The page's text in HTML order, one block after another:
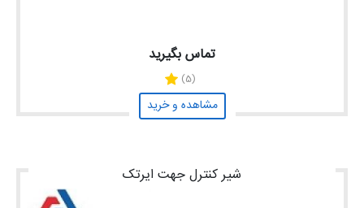
تماس بگیرید
(5)
مشاهده و خرید
شیر کنترل جهت ایرتک